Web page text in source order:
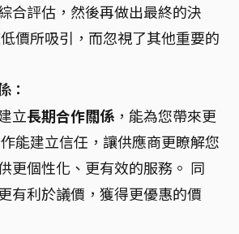
合評估，然後再做出最終的決
價所吸引，而忽視了其他重要的
：
立長期合作關係 ，能為您帶來更
能建立信任，讓供應商更瞭解您
更個性化、更有效的服務。 同
有利於議價，獲得更優惠的價